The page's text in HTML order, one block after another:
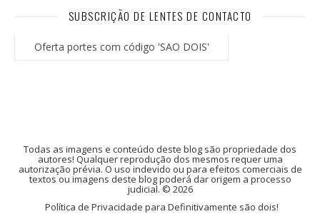
SUBSCRIÇÃO DE LENTES DE CONTACTO
Oferta portes com código 'SAO DOIS'
Todas as imagens e conteúdo deste blog são propriedade dos
autores! Qualquer reprodução dos mesmos requer uma
autorização prévia. O uso indevido ou para efeitos comerciais de
textos ou imagens deste blog poderá dar origem a processo
judicial. © 2026
Política de Privacidade para Definitivamente são dois!